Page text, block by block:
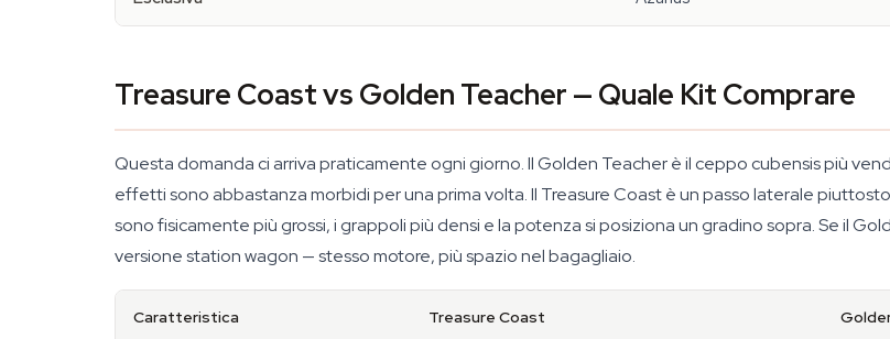
Treasure Coast vs Golden Teacher — Quale Kit Comprare
Questa domanda ci arriva praticamente ogni giorno. Il Golden Teacher è il ceppo cubensis più
effetti sono abbastanza morbidi per una prima volta. Il Treasure Coast è un passo laterale
sono fisicamente più grossi, i grappoli più densi e la potenza si posiziona un gradino sopra. Se il
versione station wagon — stesso motore, più spazio nel bagagliaio.
Caratteristica Treasure Coast